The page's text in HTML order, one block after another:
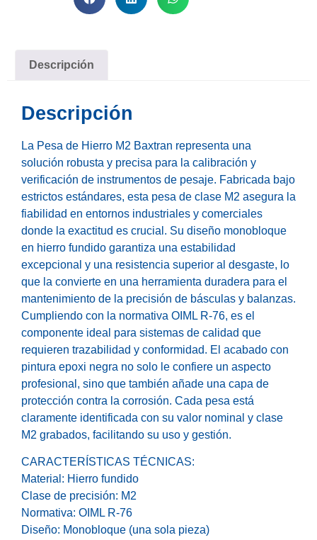
Descripción
Descripción
La Pesa de Hierro M2 Baxtran representa una
solución robusta y precisa para la calibración y
verificación de instrumentos de pesaje. Fabricada bajo
estrictos estándares, esta pesa de clase M2 asegura la
fiabilidad en entornos industriales y comerciales
donde la exactitud es crucial. Su diseño monobloque
en hierro fundido garantiza una estabilidad
excepcional y una resistencia superior al desgaste, lo
que la convierte en una herramienta duradera para el
mantenimiento de la precisión de básculas y balanzas.
Cumpliendo con la normativa OIML R-76, es el
componente ideal para sistemas de calidad que
requieren trazabilidad y conformidad. El acabado con
pintura epoxi negra no solo le confiere un aspecto
profesional, sino que también añade una capa de
protección contra la corrosión. Cada pesa está
claramente identificada con su valor nominal y clase
M2 grabados, facilitando su uso y gestión.
CARACTERÍSTICAS TÉCNICAS:
Material: Hierro fundido
Clase de precisión: M2
Normativa: OIML R-76
Diseño: Monobloque (una sola pieza)